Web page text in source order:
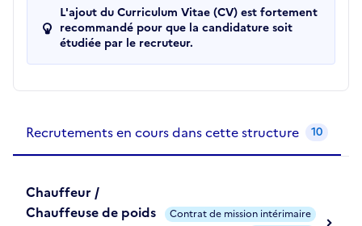
L'ajout du Curriculum Vitae (CV) est fortement
recommandé pour que la candidature soit
étudiée par le recruteur.
Recrutements en cours dans cette structure 10
Chauffeur /
Chauffeuse de poids
Contrat de mission intérimaire